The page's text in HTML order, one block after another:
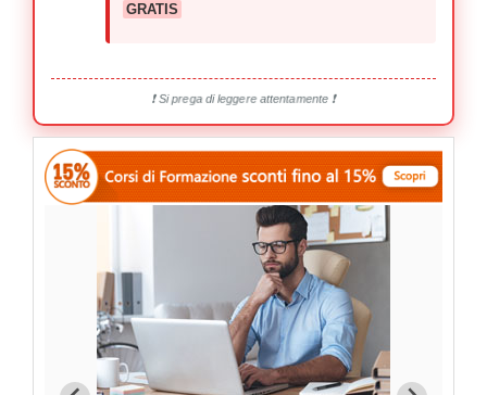
GRATIS
❗ Si prega di leggere attentamente ❗